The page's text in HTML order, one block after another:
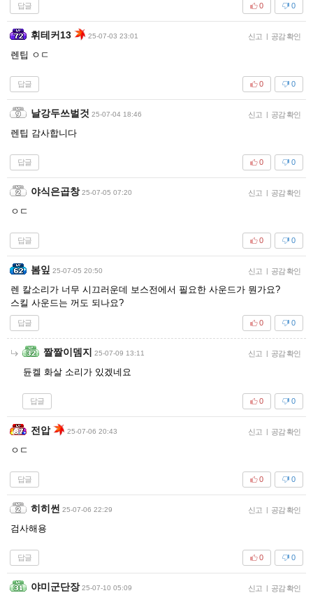
답글 0
0
휘테커13 25-07-03 23:01 신고 | 공감 확인
렌팁 ㅇㄷ
답글 0
0
날강두쓰벌것 25-07-04 18:46 신고 | 공감 확인
렌팁 감사합니다
답글 0
0
야식은곱창 25-07-05 07:20 신고 | 공감 확인
ㅇㄷ
답글 0
0
봄잎 25-07-05 20:50 신고 | 공감 확인
렌 칼소리가 너무 시끄러운데 보스전에서 필요한 사운드가 뭔가요?
스킬 사운드는 꺼도 되나요?
답글 0
0
짤짤이뎀지 25-07-09 13:11 신고 | 공감 확인
듄켈 화살 소리가 있겠네요
답글 0
0
전압 25-07-06 20:43 신고 | 공감 확인
ㅇㄷ
답글 0
0
히히썬 25-07-06 22:29 신고 | 공감 확인
검사해용
답글 0
0
야미군단장 25-07-10 05:09 신고 | 공감 확인